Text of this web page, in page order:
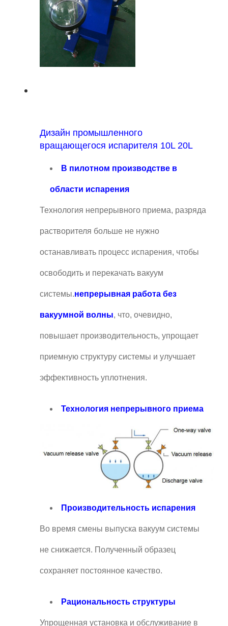
Дизайн промышленного
вращающегося испарителя 10L 20L
В пилотном производстве в
области испарения
Технология непрерывного приема, разряда
растворителя больше не нужно
останавливать процесс испарения, чтобы
освободить и перекачать вакуум
системы.непрерывная работа без
вакуумной волны, что, очевидно,
повышает производительность, упрощает
приемную структуру системы и улучшает
эффективность уплотнения.
Технология непрерывного приема
Производительность испарения
Во время смены выпуска вакуум системы
не снижается. Полученный образец
сохраняет постоянное качество.
Рациональность структуры
Упрощенная установка и обслуживание в